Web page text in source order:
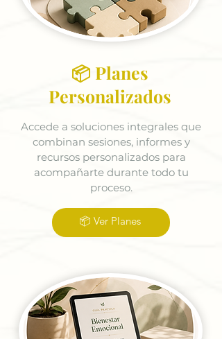
📦 Planes
Personalizados
Accede a soluciones integrales que
combinan sesiones, informes y
recursos personalizados para
acompañarte durante todo tu
proceso.
📦 Ver Planes